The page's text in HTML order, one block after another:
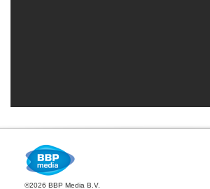
©2026 BBP Media B.V.